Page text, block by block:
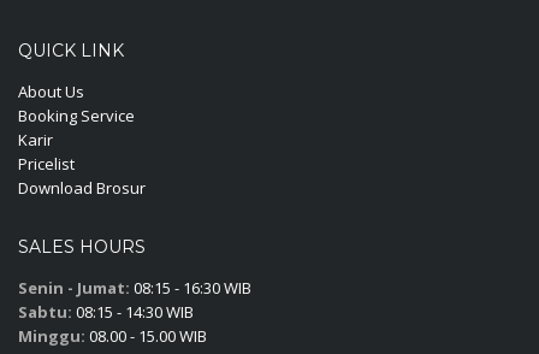
QUICK LINK
About Us
Booking Service
Karir
Pricelist
Download Brosur
SALES HOURS
Senin - Jumat: 08:15 - 16:30 WIB
Sabtu: 08:15 - 14:30 WIB
Minggu: 08.00 - 15.00 WIB